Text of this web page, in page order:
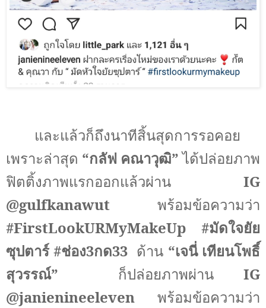
และแล้วก็ถึงนาทีสิ้นสุดการรอคอย
เพราะล่าสุด “กลัฟ คณาวุฒิ”ได้ปล่อยภาพ
ฟิตติ้งภาพแรกออกแล้วผ่าน
IG
@gulfkanawut พร้อมข้อความว่า
#FirstLookURMyMakeUp #มัดใจยัย
ซุปตาร์#ช่อง3กด33 ด้าน “เจนี่ เทียนโพธิ์
สุวรรณ์”
ก็ปล่อยภาพผ่านIG
@janienineeleven พร้อมข้อความว่า